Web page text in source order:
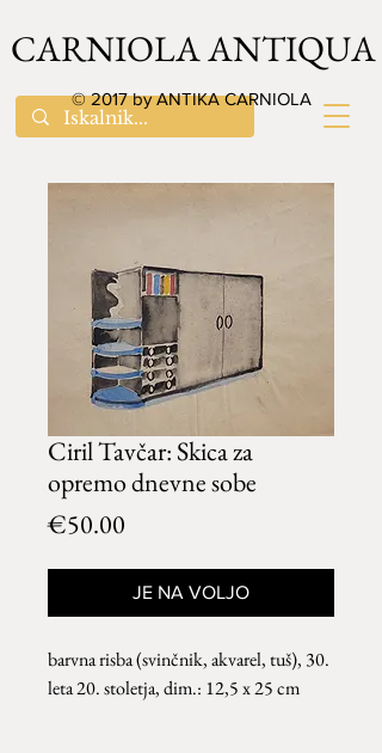
CARNIOLA ANTIQUA
© 2017 by ANTIKA CARNIOLA
Ciril Tavčar: Skica za
opremo dnevne sobe
€50.00
JE NA VOLJO
barvna risba (svinčnik, akvarel, tuš), 30.
leta 20. stoletja,dim.: 12,5 x 25 cm